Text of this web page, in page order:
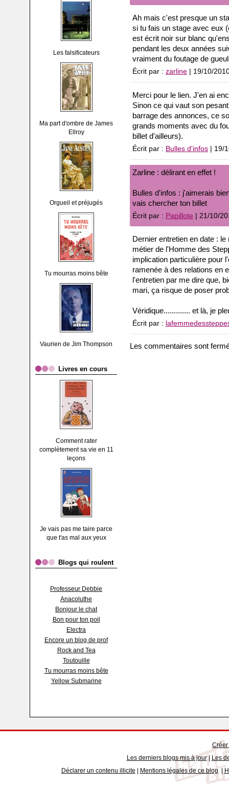
Les falsificateurs
Ma part d'ombre de James
Ellroy
Orgueil et préjugés
Tu mourras moins bête
Vaurien de Jim Thompson
Livres en cours
Comment rater
complètement sa vie en 11
leçons
Je vais pas me taire parce
que t'as mal aux yeux
Blogs qui roulent
Professeur Debbie
Anacoluthe
Bonjour le chat
Bon pour ton poil
Electra
Encore un blog de prof
Rock and Tea
Toutouille
Tu mourras moins bête
Yellow Submarine
Ah mais c'est presque un
si tu fais un stage avec eux
est écrit noir sur blanc
pendant les deux années
vraiment du foutage de
Écrit par : zarline | 19/10/
Merci pour le lien. J'en ai
Sinon ce qui vaut son
barrage des annonces, ce
grands moments avec du
billet d'ailleurs).
Écrit par : Bulles d'infos | 19/
Zarline : délirant en effet !
Bulles d'infos : j'aimerais
vais chercher ton billet
Écrit par : Papillote | 21/10/
Dernier entretien en date :
métier de l'Homme des
implication particulière pour
ramenée à des relations en
l'entretien par me dire que,
mari, ça risque de poser
Véridique............. et là, je
Écrit par :
Les commentaires sont
Les derniers blogs mis à jour| Les
Déclarer un contenu illicite
Mentions légales de ce blog|